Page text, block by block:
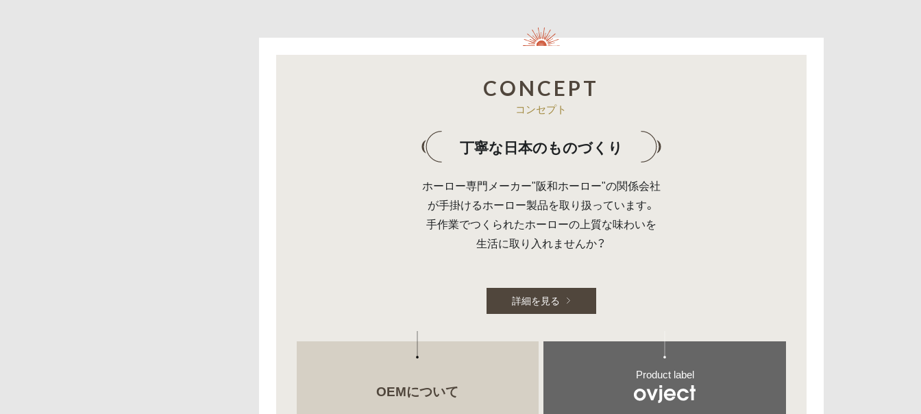
CONCEPT
コンセプト
丁寧な日本のものづくり
ホーロー専門メーカー"阪和ホーロー"の関係会社
が手掛けるホーロー製品を取り扱っています。
手作業でつくられたホーローの上質な味わいを
生活に取り入れませんか？
詳細を見る
OEMについて
Product label